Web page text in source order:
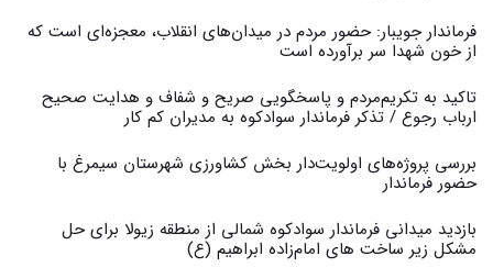
فرماندار جویبار: حضور مردم در میدان‌های انقلاب، معجزه‌ای است که
از خون شهدا سر برآورده است
تاکید به تکریم‌مردم و پاسخگویی صریح و شفاف و هدایت صحیح
ارباب رجوع / تذکر فرماندار سوادکوه به مدیران کم کار ‎
بررسی پروژه‌های اولویت‌دار بخش کشاورزی شهرستان سیمرغ با
حضور فرماندار
بازدید میدانی فرماندار سوادکوه شمالی از منطقه زیولا برای حل
مشکل زیر ساخت های امام‌زاده ابراهیم (ع)